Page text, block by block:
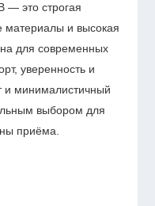
— это строгая
и высокая
для современных
уверенность и
и минималистичный
выбором для
приёма.